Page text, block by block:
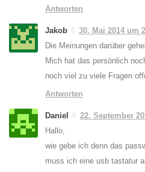
Antworten
Jakob
30. Mai 2014 um
Die Meinungen darüber
Mich hat das persönlich
noch viel zu viele Fragen
Antworten
Daniel
22. September
Hallo,
wie gebe ich denn das
muss ich eine usb tastatur